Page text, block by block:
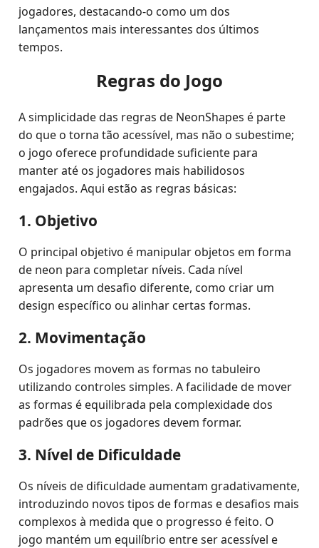
jogadores, destacando-o como um dos
lançamentos mais interessantes dos últimos
tempos.
Regras do Jogo
A simplicidade das regras de NeonShapes é parte
do que o torna tão acessível, mas não o subestime;
o jogo oferece profundidade suficiente para
manter até os jogadores mais habilidosos
engajados. Aqui estão as regras básicas:
1. Objetivo
O principal objetivo é manipular objetos em forma
de neon para completar níveis. Cada nível
apresenta um desafio diferente, como criar um
design específico ou alinhar certas formas.
2. Movimentação
Os jogadores movem as formas no tabuleiro
utilizando controles simples. A facilidade de mover
as formas é equilibrada pela complexidade dos
padrões que os jogadores devem formar.
3. Nível de Dificuldade
Os níveis de dificuldade aumentam gradativamente,
introduzindo novos tipos de formas e desafios mais
complexos à medida que o progresso é feito. O
jogo mantém um equilíbrio entre ser acessível e